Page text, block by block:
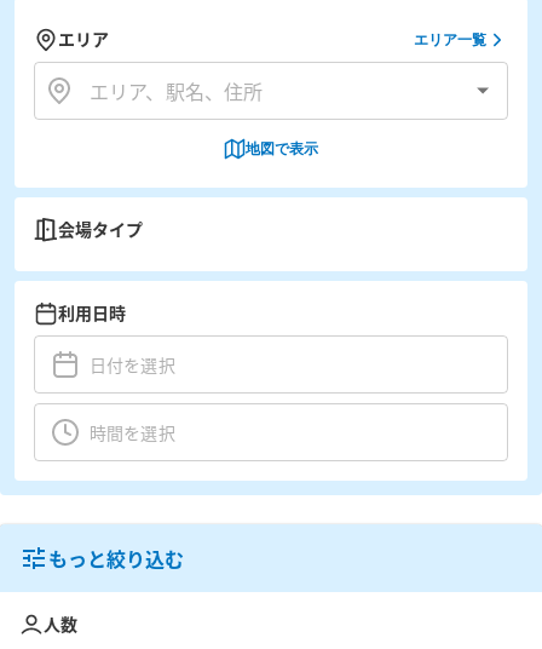
エリア エリア一覧
地図で表示
会場タイプ
利用日時
もっと絞り込む
人数